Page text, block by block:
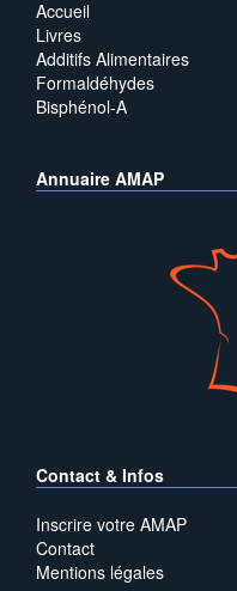
Accueil
Livres
Additifs Alimentaires
Formaldéhydes
Bisphénol-A
Annuaire AMAP
Contact & Infos
Inscrire votre AMAP
Contact
Mentions légales